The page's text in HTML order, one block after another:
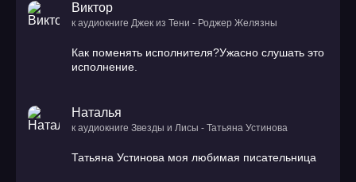
Виктор
к аудиокниге Джек из Тени - Роджер Желязны
Как поменять исполнителя?Ужасно слушать это
исполнение.
Наталья
к аудиокниге Звезды и Лисы - Татьяна Устинова
Татьяна Устинова моя любимая писательница